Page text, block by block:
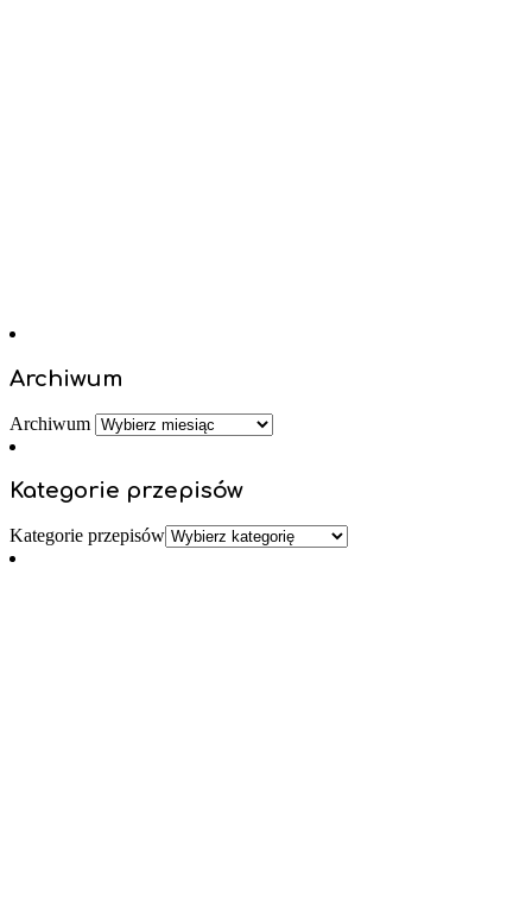
Archiwum
Archiwum
Kategorie przepisów
Kategorie przepisów